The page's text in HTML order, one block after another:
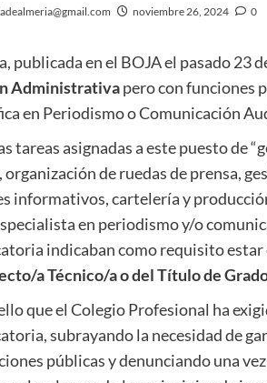
noviembre 26, 2024 0
publicada en el BOJA el pasado 23
Administrativapero con funciones
en Periodismo o Comunicación
tareas asignadas a este puesto de
organización de ruedas de prensa,
informativos, cartelería y
en periodismo y/o
indicaban como requisito estar
a Técnico/a o del Título de
que el Colegio Profesional ha
subrayando la necesidad de
públicas y denunciando una